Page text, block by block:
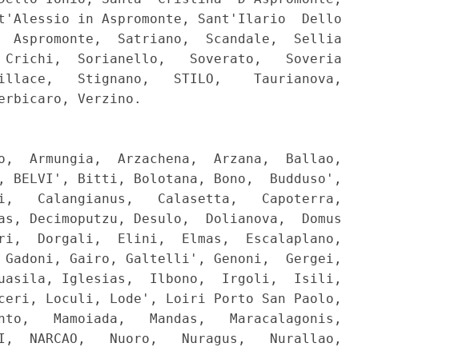
in Aspromonte, Sant'Ilario  Dello
Satriano,  Scandale,  Sellia
Crichi,  Sorianello,   Soverato,   Soveria
Stignano,   STILO,    Taurianova,
Verzino.
Armungia,  Arzachena,  Arzana,  Ballao,
BELVI', Bitti, Bolotana, Bono,  Budduso',
Calangianus,   Calasetta,   Capoterra,
Decimoputzu, Desulo,  Dolianova,  Domus
Dorgali,  Elini,  Elmas,  Escalaplano,
Gairo, Galtelli', Genoni,  Gergei,
Guasila, Iglesias,  Ilbono,  Irgoli,  Isili,
Loculi, Lode', Loiri Porto San Paolo,
Mamoiada,   Mandas,   Maracalagonis,
NARCAO,   Nuoro,   Nuragus,   Nurallao,